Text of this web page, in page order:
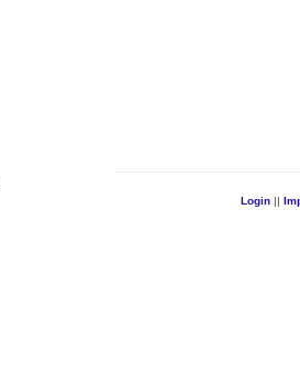
Login